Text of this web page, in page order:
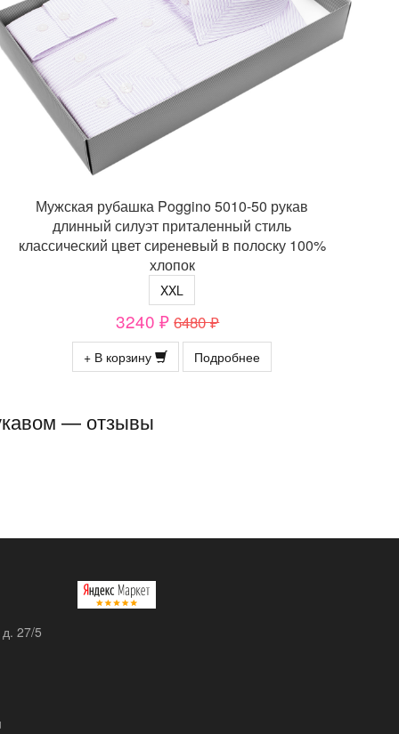
Мужская рубашка Poggino 5010-50 рукав
длинный силуэт приталенный стиль
классический цвет сиреневый в полоску 100%
хлопок
XXL
3240 ₽ 6480 ₽
+ В корзину Подробнее
— отзывы
27/5